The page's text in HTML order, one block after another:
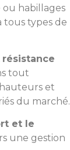
habillages
tous types de
résistance
tout
et
du marché.
et le
une gestion